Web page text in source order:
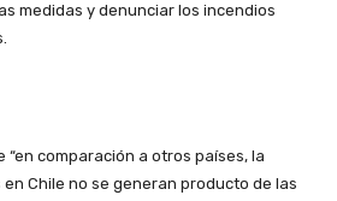
medidas y denunciar los incendios
comparación a otros países, la
Chile no se generan producto de las